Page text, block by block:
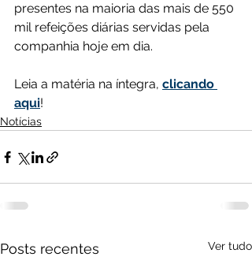
presentes na maioria das mais de 550
mil refeições diárias servidas pela
companhia hoje em dia.
Leia a matéria na íntegra, clicando
aqui!
Notícias
Posts recentes Ver tudo